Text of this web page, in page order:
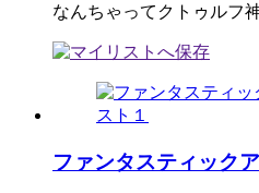
なんちゃってクトゥルフ
ファンタスティック